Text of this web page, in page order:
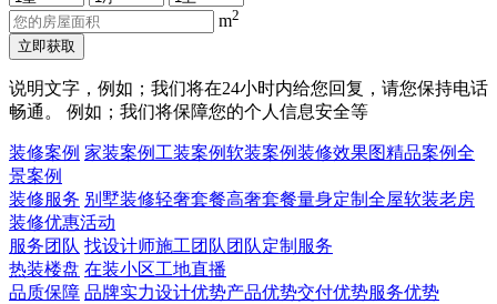
m2
立即获取
说明文字，例如；我们将在24小时内给您回复，请您保持电话
畅通。 例如；我们将保障您的个人信息安全等
装修案例 家装案例 工装案例软装案例装修效果图精品案例全
景案例
装修服务 别墅装修轻奢套餐高奢套餐量身定制 全屋软装老房
装修优惠活动
服务团队 找设计师施工团队 团队定制服务
热装楼盘 在装小区工地直播
品质保障 品牌实力设计优势产品优势交付优势服务优势